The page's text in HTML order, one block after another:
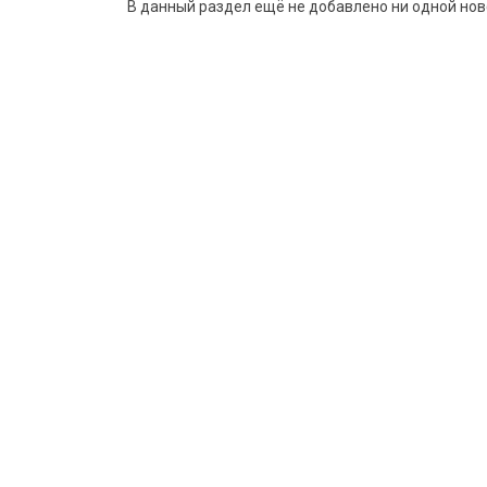
В данный раздел ещё не добавлено ни одной